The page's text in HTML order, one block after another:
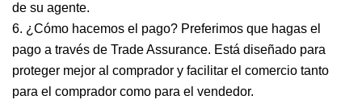
de su agente.
6. ¿Cómo hacemos el pago? Preferimos que hagas el
pago a través de Trade Assurance. Está diseñado para
proteger mejor al comprador y facilitar el comercio tanto
para el comprador como para el vendedor.